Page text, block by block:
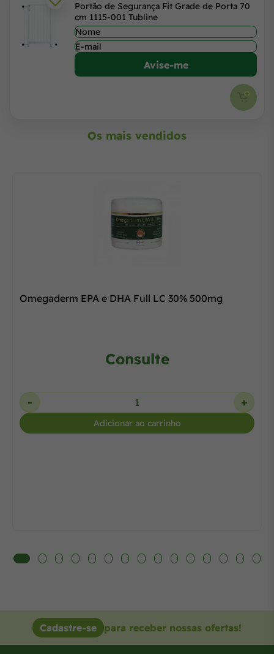
Portão de Segurança Fit Grade de Porta 70
cm 1115-001 Tubline
Avise-me
Os mais vendidos
Omegaderm EPA e DHA Full LC 30% 500mg
Consulte
- +
Adicionar ao carrinho
Cadastre-se para receber nossas ofertas!